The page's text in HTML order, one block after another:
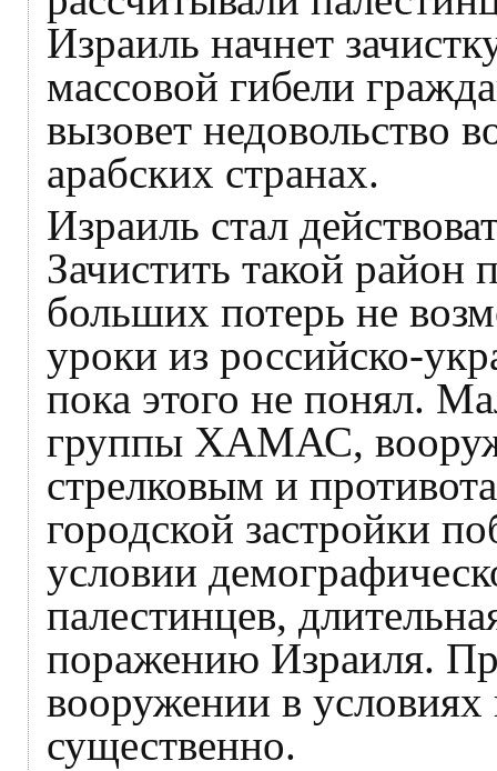
Израиль начнет
массовой гибели
вызовет недовольство
арабских странах.
Израиль стал
Зачистить такой район
больших потерь не
уроки из российско-
пока этого не понял.
группы ХАМАС,
стрелковым и
городской застройки
условии
палестинцев,
поражению Израиля.
вооружении в условиях
существенно.